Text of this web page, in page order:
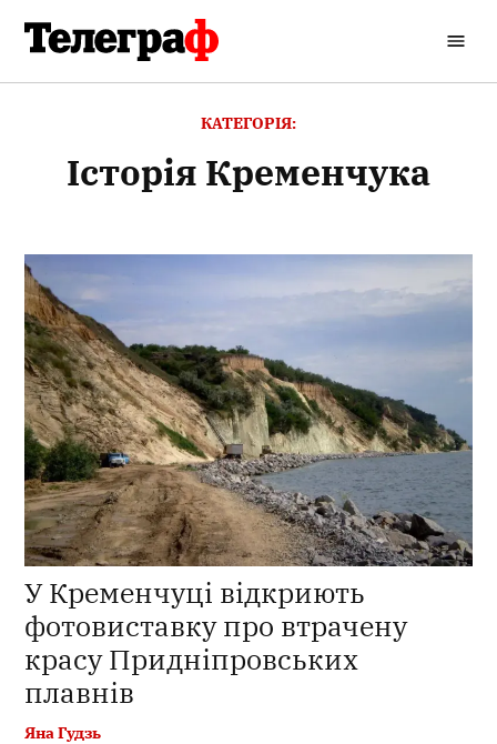
вмісту
Телеграф
КАТЕГОРІЯ:
Історія Кременчука
У Кременчуці відкриють
фотовиставку про втрачену
красу Придніпровських
плавнів
Яна Гудзь